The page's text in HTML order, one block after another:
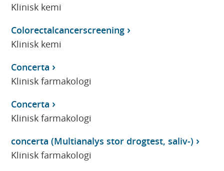
Klinisk kemi
Colorectalcancerscreening
Klinisk kemi
Concerta
Klinisk farmakologi
Concerta
Klinisk farmakologi
concerta (Multianalys stor drogtest, saliv-)
Klinisk farmakologi